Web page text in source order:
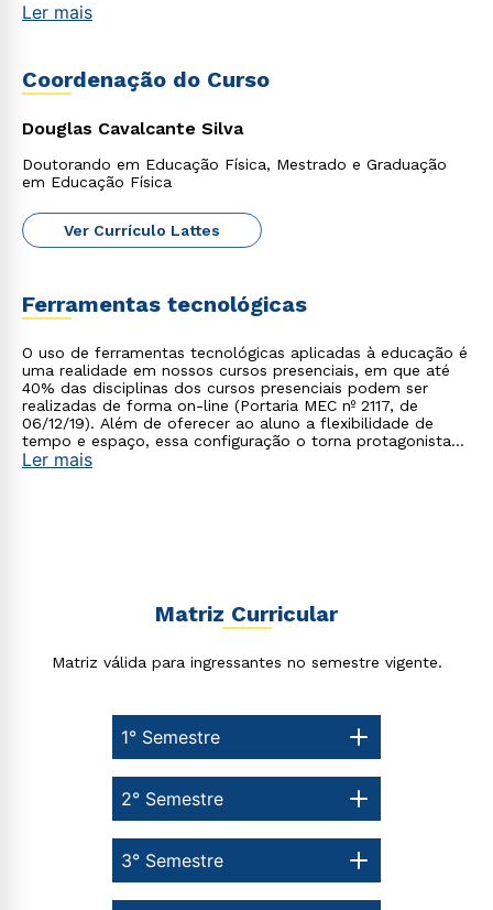
Ler mais
Coordenação do Curso
Douglas Cavalcante Silva
Doutorando em Educação Física, Mestrado e Graduação
em Educação Física
Ver Currículo Lattes
Ferramentas tecnológicas
O uso de ferramentas tecnológicas aplicadas à educação é
uma realidade em nossos cursos presenciais, em que até
40% das disciplinas dos cursos presenciais podem ser
realizadas de forma on-line (Portaria MEC nº 2117, de
06/12/19). Além de oferecer ao aluno a flexibilidade de
tempo e espaço, essa configuração o torna protagonista
no processo de construção do seu conhecimento.
Ler mais
Matriz Curricular
Matriz válida para ingressantes no semestre vigente.
1° Semestre
3° Semestre
2° Semestre